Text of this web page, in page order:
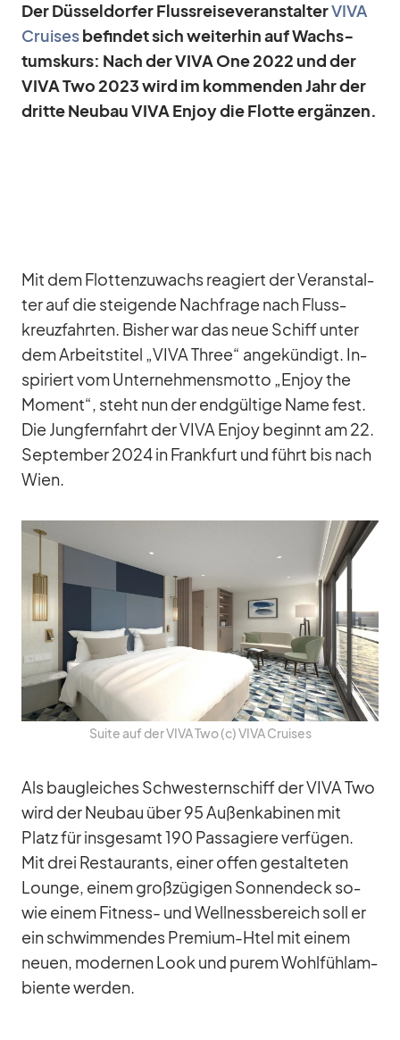
Der Düs­sel­dor­fer Fluss­rei­se­ver­an­stal­terVIVA
Crui­sesbe­fin­det sich wei­ter­hin auf Wachs­
tums­kurs: Nach der VIVA One 2022 und der
VIVA Two 2023 wird im kom­men­den Jahr der
dritte Neu­bau VIVA En­joy die Flotte er­gän­zen.
Mit dem Flot­ten­zu­wachs re­agiert der Ver­an­stal­
ter auf die stei­gende Nach­frage nach Fluss­
kreuz­fahr­ten. Bis­her war das neue Schiff un­ter
dem Ar­beits­ti­tel „VIVA Th­ree“ an­ge­kün­digt. In­
spi­riert vom Un­ter­neh­mens­motto „En­joy the
Mo­ment“, steht nun der end­gül­tige Name fest.
Die Jung­fern­fahrt der VIVA En­joy be­ginnt am 22.
Sep­tem­ber 2024 in Frank­furt und führt bis nach
Wien.
Suite auf der VIVA Two (c) VIVA Crui­ses
Als bau­glei­ches Schwes­tern­schiff der VIVA Two
wird der Neu­bau über 95 Au­ßen­ka­bi­nen mit
Platz für ins­ge­samt 190 Pas­sa­giere ver­fü­gen.
Mit drei Re­stau­rants, ei­ner of­fen ge­stal­te­ten
Lounge, ei­nem groß­zü­gi­gen Son­nen­deck so­
wie ei­nem Fit­ness- und Well­ness­be­reich soll er
ein schwim­men­des Pre­mium-Htel mit ei­nem
neuen, mo­der­nen Look und pu­rem Wohl­füh­lam­
bi­ente wer­den.